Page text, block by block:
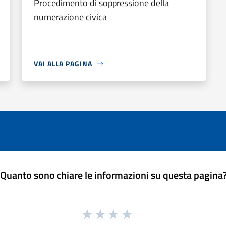
Procedimento di soppressione della
numerazione civica
VAI ALLA PAGINA
Quanto sono chiare le informazioni su questa